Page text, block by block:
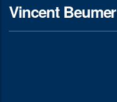
Vincent Beumer